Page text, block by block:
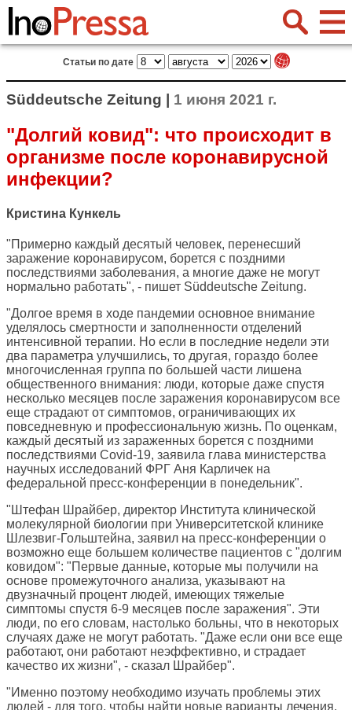
Статьи по дате
Süddeutsche Zeitung | 1 июня 2021 г.
"Долгий ковид": что происходит в
организме после коронавирусной
инфекции?
Кристина Кункель
"Примерно каждый десятый человек, перенесший
заражение коронавирусом, борется с поздними
последствиями заболевания, а многие даже не могут
нормально работать", - пишет Süddeutsche Zeitung.
"Долгое время в ходе пандемии основное внимание
уделялось смертности и заполненности отделений
интенсивной терапии. Но если в последние недели эти
два параметра улучшились, то другая, гораздо более
многочисленная группа по большей части лишена
общественного внимания: люди, которые даже спустя
несколько месяцев после заражения коронавирусом все
еще страдают от симптомов, ограничивающих их
повседневную и профессиональную жизнь. По оценкам,
каждый десятый из зараженных борется с поздними
последствиями Covid-19, заявила глава министерства
научных исследований ФРГ Аня Карличек на
федеральной пресс-конференции в понедельник".
"Штефан Шрайбер, директор Института клинической
молекулярной биологии при Университетской клинике
Шлезвиг-Гольштейна, заявил на пресс-конференции о
возможно еще большем количестве пациентов с "долгим
ковидом": "Первые данные, которые мы получили на
основе промежуточного анализа, указывают на
двузначный процент людей, имеющих тяжелые
симптомы спустя 6-9 месяцев после заражения". Эти
люди, по его словам, настолько больны, что в некоторых
случаях даже не могут работать. "Даже если они все еще
работают, они работают неэффективно, и страдает
качество их жизни", - сказал Шрайбер".
"Именно поэтому необходимо изучать проблемы этих
людей - для того, чтобы найти новые варианты лечения,